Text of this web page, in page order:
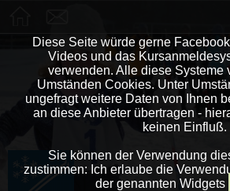
Diese Seite würde gerne
Videos und das
verwenden. Alle diese Systeme
Umständen Cookies. Unter
ungefragt weitere Daten von Ihnen
an diese Anbieter übertragen -
keinen Einfluß.
Sie können der Verwendung
zustimmen: Ich erlaube die
der genannten Widgets